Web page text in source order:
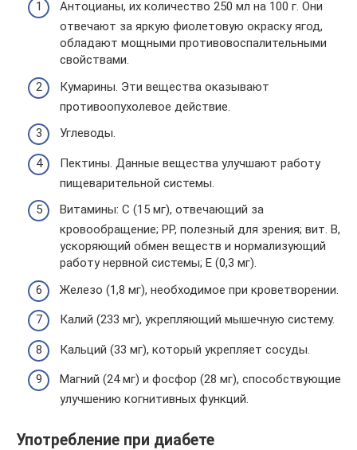
Антоцианы, их количество 250 мл на 100 г. Они
отвечают за яркую фиолетовую окраску ягод,
обладают мощными противовоспалительными
свойствами.
Кумарины. Эти вещества оказывают
противоопухолевое действие.
Углеводы.
Пектины. Данные вещества улучшают работу
пищеварительной системы.
Витамины: С (15 мг), отвечающий за
кровообращение; РР, полезный для зрения; вит. В,
ускоряющий обмен веществ и нормализующий
работу нервной системы; Е (0,3 мг).
Железо (1,8 мг), необходимое при кроветворении.
Калий (233 мг), укрепляющий мышечную систему.
Кальций (33 мг), который укрепляет сосуды.
Магний (24 мг) и фосфор (28 мг), способствующие
улучшению когнитивных функций.
Употребление при диабете